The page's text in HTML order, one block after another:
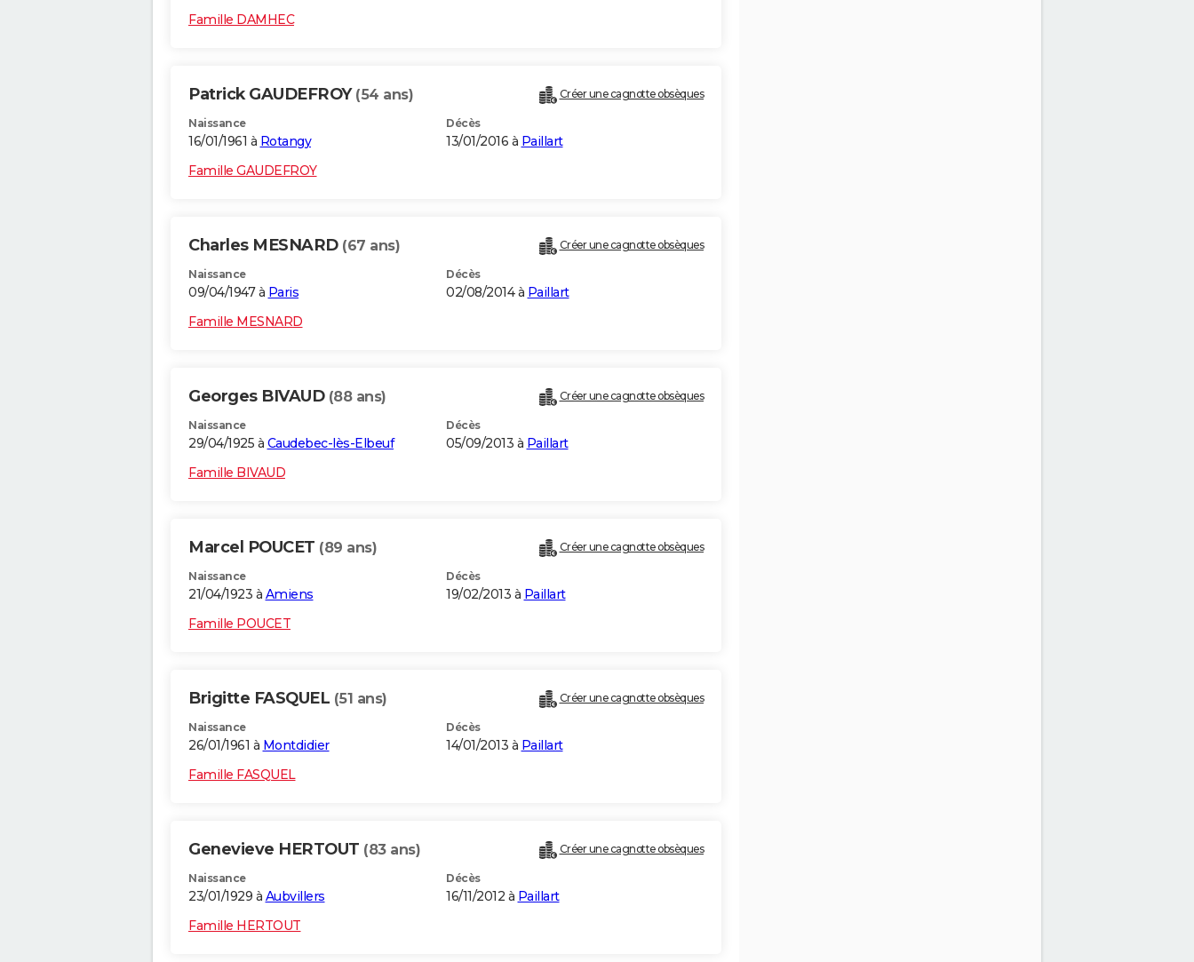
Famille DAMHEC
Patrick GAUDEFROY (54 ans) Créer une cagnotte obsèques
Naissance
16/01/1961 à Rotangy
Décès
13/01/2016 à Paillart
Famille GAUDEFROY
Charles MESNARD (67 ans) Créer une cagnotte obsèques
Naissance
09/04/1947 à Paris
Décès
02/08/2014 à Paillart
Famille MESNARD
Georges BIVAUD (88 ans) Créer une cagnotte obsèques
Naissance
29/04/1925 à Caudebec-lès-Elbeuf
Décès
05/09/2013 à Paillart
Famille BIVAUD
Marcel POUCET (89 ans) Créer une cagnotte obsèques
Naissance
21/04/1923 à Amiens
Décès
19/02/2013 à Paillart
Famille POUCET
Brigitte FASQUEL (51 ans) Créer une cagnotte obsèques
Naissance
26/01/1961 à Montdidier
Décès
14/01/2013 à Paillart
Famille FASQUEL
Genevieve HERTOUT (83 ans) Créer une cagnotte obsèques
Naissance
23/01/1929 à Aubvillers
Décès
16/11/2012 à Paillart
Famille HERTOUT